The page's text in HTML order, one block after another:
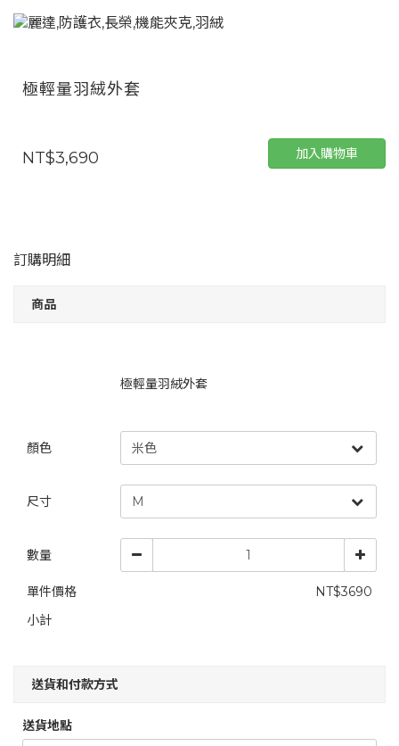
極輕量羽絨外套
NT$3,690 加入購物車
訂購明細
商品
極輕量羽絨外套
顏色
尺寸
數量
單件價格
NT$3690
小計
送貨和付款方式
送貨地點